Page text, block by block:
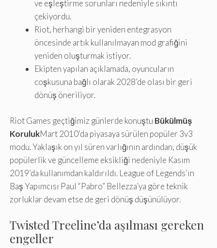
ve eşleştirme sorunları nedeniyle sıkıntı
çekiyordu.
Riot, herhangi bir yeniden entegrasyon
öncesinde artık kullanılmayan mod grafiğini
yeniden oluşturmak istiyor.
Ekipten yapılan açıklamada, oyuncuların
coşkusuna bağlı olarak 2028’de olası bir geri
dönüş öneriliyor.
Riot Games geçtiğimiz günlerde konuştu Bükülmüş
KorulukMart 2010’da piyasaya sürülen popüler 3v3
modu. Yaklaşık on yıl süren varlığının ardından, düşük
popülerlik ve güncelleme eksikliği nedeniyle Kasım
2019’da kullanımdan kaldırıldı. League of Legends’ın
Baş Yapımcısı Paul “Pabro” Bellezza’ya göre teknik
zorluklar devam etse de geri dönüş düşünülüyor.
Twisted Treeline’da aşılması gereken
engeller